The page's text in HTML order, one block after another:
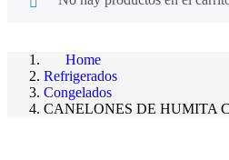
Home
Refrigerados
Congelados
CANELONES DE HUMITA